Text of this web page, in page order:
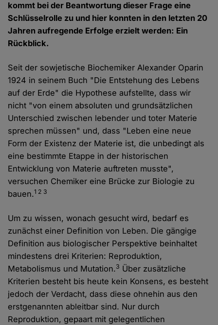
kommt bei der Beantwortung dieser Frage eine
Schlüsselrolle zu und hier konnten in den letzten 20
Jahren aufregende Erfolge erzielt werden: Ein
Rückblick.
Seit der sowjetische Biochemiker Alexander Oparin
1924 in seinem Buch "Die Entstehung des Lebens
auf der Erde" die Hypothese aufstellte, dass wir
nicht "von einem absoluten und grundsätzlichen
Unterschied zwischen lebender und toter Materie
sprechen müssen" und, dass "Leben eine neue
Form der Existenz der Materie ist, die unbedingt als
eine bestimmte Etappe in der historischen
Entwicklung von Materie auftreten musste",
versuchen Chemiker eine Brücke zur Biologie zu
bauen.1 2 3
Um zu wissen, wonach gesucht wird, bedarf es
zunächst einer Definition von Leben. Die gängige
Definition aus biologischer Perspektive beinhaltet
mindestens drei Kriterien: Reproduktion,
Metabolismus und Mutation.3 Über zusätzliche
Kriterien besteht bis heute kein Konsens, es besteht
jedoch der Verdacht, dass diese ohnehin aus den
erstgenannten ableitbar sind. Nur durch
Reproduktion, gepaart mit gelegentlichen